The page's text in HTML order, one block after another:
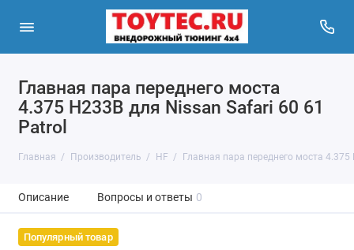
Главная пара переднего моста
4.375 H233B для Nissan Safari 60 61
Patrol
Главная Производитель HF Главная пара переднего моста
Описание Вопросы и ответы 0
Популярный товар